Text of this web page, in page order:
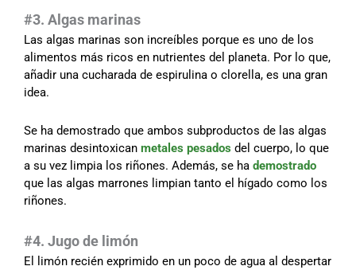
#3. Algas marinas
Las algas marinas son increíbles porque es uno de los
alimentos más ricos en nutrientes del planeta. Por lo que,
añadir una cucharada de espirulina o clorella, es una gran
idea.
Se ha demostrado que ambos subproductos de las algas
marinas desintoxican metales pesados del cuerpo, lo que
a su vez limpia los riñones. Además, se ha demostrado
que las algas marrones limpian tanto el hígado como los
riñones.
#4. Jugo de limón
El limón recién exprimido en un poco de agua al despertar